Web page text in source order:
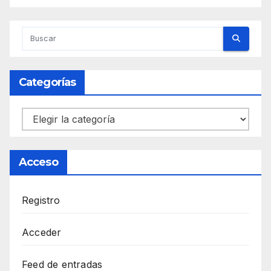
Categorías
Categorías
Acceso
Registro
Acceder
Feed de entradas